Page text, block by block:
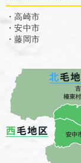
・高崎市
・安中市
・藤岡市